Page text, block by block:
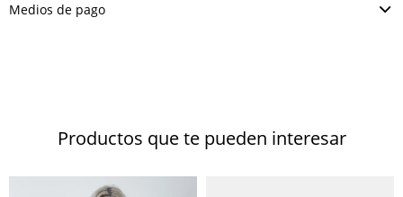
Medios de pago
Productos que te pueden interesar